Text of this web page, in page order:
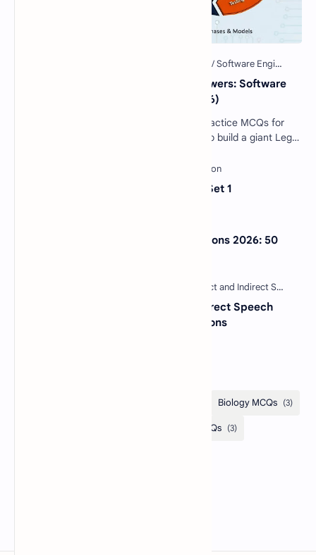
40 Essential SDLC MCQs with Answers: Software
Development Life Cycle Quiz (2026)
Software Engineering SDLC Quiz: 40 Practice MCQs for
Sentence Completion Test MCQs Set 1
NextGen Bar Exam Practice Questions 2026: 50
30 Most Important Direct and Indirect Speech
MCQs with Answers and Explanations